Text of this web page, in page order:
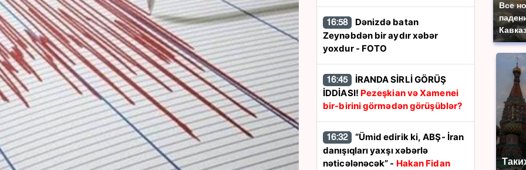
Все
16:58
Zeynəbdən bir aydır xəbər
yoxdur - FOTO
16:45
İDDİASI! Pezeşkian və Xamenei
bir-birini görmədən görüşüblər?
16:32
danışıqları yaxşı xəbərlə
nəticələnəcək” - Hakan Fidan